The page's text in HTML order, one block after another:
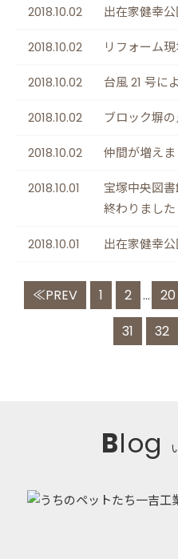
2018.10.02 出在家健幸
2018.10.02 リフォーム
2018.10.02 台風 21 号に
2018.10.02 ブロック塀
2018.10.02 仲間が増え
2018.10.01
宝塚中央図
終わりました
2018.10.01 出在家健幸
≪PREV 1 2 ... 20
31 32
Blog